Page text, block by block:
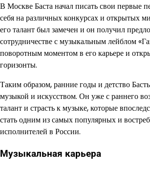
В Москве Баста начал писать свои первые
себя на различных конкурсах и открытых
его талант был замечен и он получил
сотрудничестве с музыкальным лейблом
поворотным моментом в его карьере и
горизонты.
Таким образом, ранние годы и детство
музыкой и искусством. Он уже с раннего
талант и страсть к музыке, которые
стать одним из самых популярных и
исполнителей в России.
Музыкальная карьера